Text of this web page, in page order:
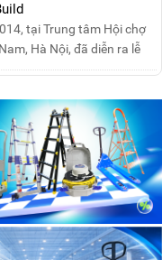
tại Trung tâm Hội chợ
Hà Nội, đã diễn ra lễ